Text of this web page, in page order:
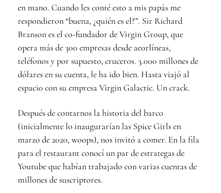
en mano. Cuando les conté esto a mis papás me
respondieron “buena, ¿quién es el?”. Sir Richard
Branson es el co-fundador de Virgin Group, que
opera más de 300 empresas desde aeorlíneas,
teléfonos y por supuesto, cruceros. 3.000 millones de
dólares en su cuenta, le ha ido bien. Hasta viajó al
espacio con su empresa Virgin Galactic. Un crack.
Después de contarnos la historia del barco
(inicialmente lo inaugurarían las Spice Girls en
marzo de 2020, woops), nos invitó a comer. En la fila
para el restaurant conocí un par de estrategas de
Youtube que habían trabajado con varias cuentas de
millones de suscriptores.